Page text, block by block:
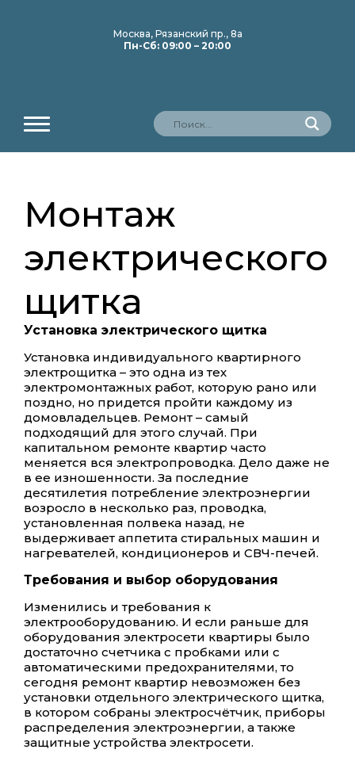
Москва, Рязанский пр., 8а
Пн-Сб: 09:00 – 20:00
Монтаж
электрического
щитка
Установка электрического щитка
Установка индивидуального квартирного
электрощитка – это одна из тех
электромонтажных работ, которую рано или
поздно, но придется пройти каждому из
домовладельцев. Ремонт – самый
подходящий для этого случай. При
капитальном ремонте квартир часто
меняется вся электропроводка. Дело даже не
в ее изношенности. За последние
десятилетия потребление электроэнергии
возросло в несколько раз, проводка,
установленная полвека назад, не
выдерживает аппетита стиральных машин и
нагревателей, кондиционеров и СВЧ-печей.
Требования и выбор оборудования
Изменились и требования к
электрооборудованию. И если раньше для
оборудования электросети квартиры было
достаточно счетчика с пробками или с
автоматическими предохранителями, то
сегодня ремонт квартир невозможен без
установки отдельного электрического щитка,
в котором собраны электросчётчик, приборы
распределения электроэнергии, а также
защитные устройства электросети.